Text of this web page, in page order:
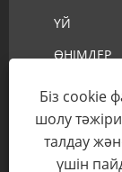
ҮЙ
ӨНІМДЕР
БІЗБЕН
Біз cookie
шолу
талдау
үшін